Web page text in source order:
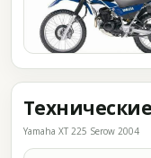
Yamaha XT 225 Serow 2004